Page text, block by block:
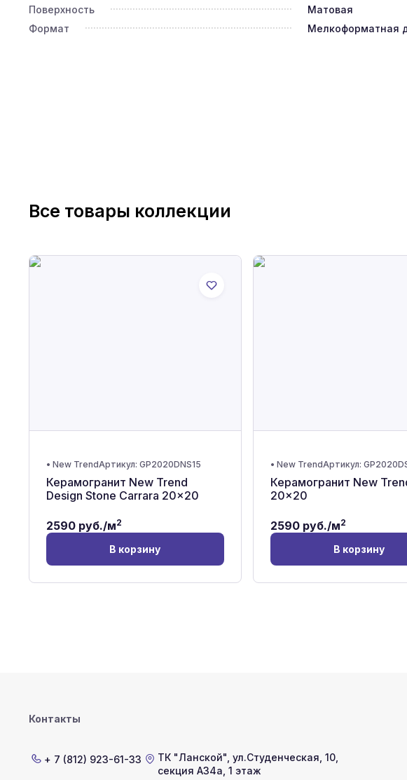
Поверхность
Матовая
Формат
Мелкоформатная
Все товары коллекции
• New TrendАртикул: GP2020DNS15
Керамогранит New Trend
Design Stone Carrara 20x20
2590 руб./м2
В корзину
• New TrendАртикул:
Керамогранит New
20x20
2590руб./м2
В корзину
Контакты
+ 7 (812) 923-61-33 ТК "Ланской" ул.Студенческая, 10,
секция А34а, 1 этаж